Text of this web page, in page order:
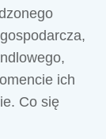
ich
Co się